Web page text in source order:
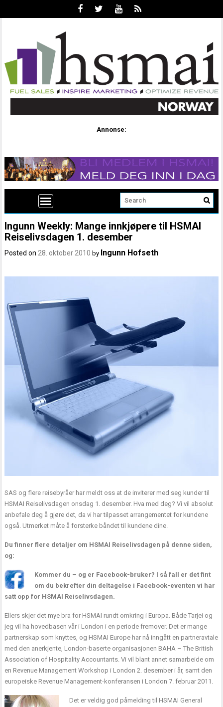
Annonse:
Ingunn Weekly: Mange innkjøpere til HSMAI
Reiselivsdagen 1. desember
Posted on28. oktober 2010 by Ingunn Hofseth
SAS og flere reisebyråer har meldt oss at de inviterer med seg kunder til
HSMAI Reiselivsdagen onsdag 1. desember. Hva med deg? Vi vil absolut
anbefale deg å gjøre det, da vi har tilpasset arrangementet for kundene
også. Utmerket måte å forsterke båndet til kundene dine.
Du finner flere detaljer om HSMAI Reiselivsdagen på denne siden,
og:
Kommer du – og er Facebook-bruker? I så fall er det fint
om du bekrefter din deltagelse i Facebook-eventen vi har
satt opp for HSMAI Reiselivsdagen.
Ellers skjer det mye bra for HSMAI rundt omkring i Europa. Både Tarjei og
jeg vil ha hovedbasen vår i London i en periode fremover. Det er mange
partnerskap som knyttes, og HSMAI Europe har nå inngått en partneravtale
med den anerkjente, London-baserte organisasjonen BAHA – The British
Association of Hospitality Accountants. Vi vil blant annet samarbeide om
en Revenue Management Workshop i London 2. desember i år, samt den
europeiske Revenue Management-konferansen i London 7. februar 2011.
Det er veldig god påmelding til HSMAI General